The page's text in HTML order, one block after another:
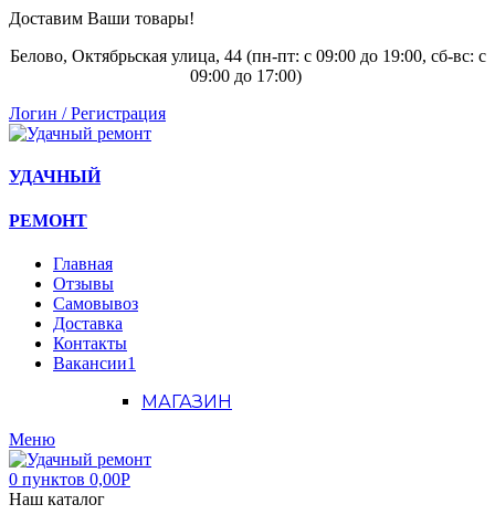
Доставим Ваши товары!
Белово, Октябрьская улица, 44 (пн-пт: с 09:00 до 19:00, сб-вс: с
09:00 до 17:00)
Логин / Регистрация
УДАЧНЫЙ
РЕМОНТ
Главная
Отзывы
Самовывоз
Доставка
Контакты
Вакансии1
МАГАЗИН
Меню
0 пунктов 0,00Р
Наш каталог